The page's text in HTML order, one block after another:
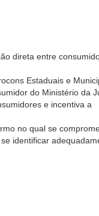
direta entre
Estaduais e
do Ministério da
e incentiva a
no qual se
identificar